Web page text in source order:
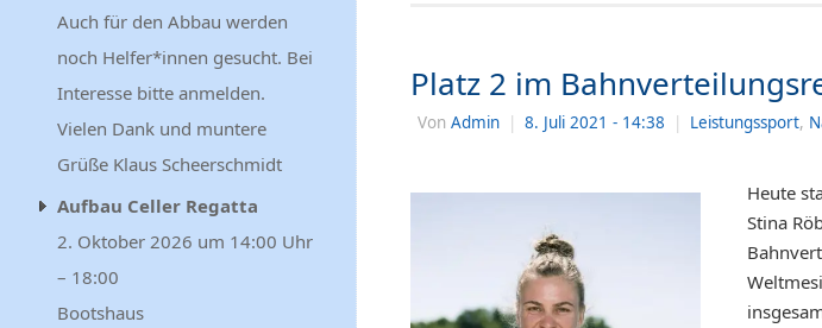
Platz 2 im
Von Admin | 8. Juli 2021 - 14:38 | Leistungssport,
Heute
Stina
Auch für den Abbau werden
noch Helfer*innen gesucht. Bei
Interesse bitte anmelden.
Vielen Dank und muntere
Grüße Klaus Scheerschmidt
Aufbau Celler Regatta
2. Oktober 2026 um 14:00 Uhr
– 18:00
Bootshaus